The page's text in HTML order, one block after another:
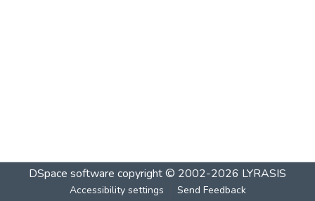
DSpace software copyright © 2002-2026 LYRASIS
Accessibility settings Send Feedback